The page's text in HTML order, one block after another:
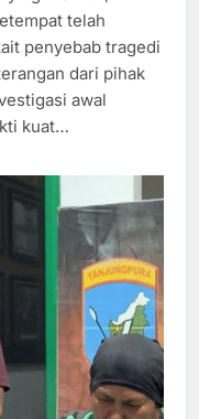
telah
penyebab tragedi
dari pihak
awal
kuat…